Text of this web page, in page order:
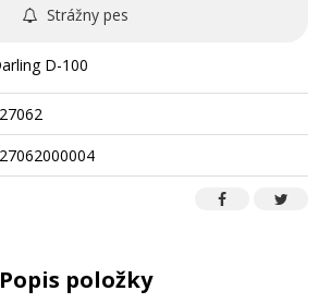
Strážny pes
D-100
Popis položky